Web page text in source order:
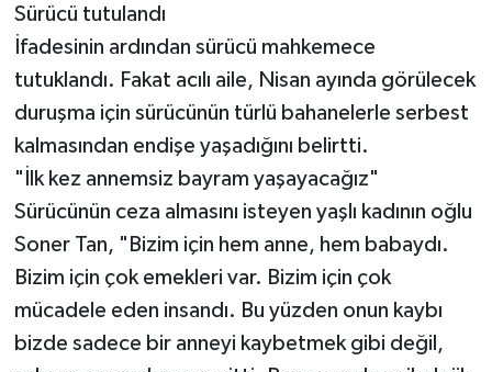
Sürücü tutulandı
İfadesinin ardından sürücü mahkemece
tutuklandı. Fakat acılı aile, Nisan ayında görülecek
duruşma için sürücünün türlü bahanelerle serbest
kalmasından endişe yaşadığını belirtti.
"İlk kez annemsiz bayram yaşayacağız"
Sürücünün ceza almasını isteyen yaşlı kadının oğlu
Soner Tan, "Bizim için hem anne, hem babaydı.
Bizim için çok emekleri var. Bizim için çok
mücadele eden insandı. Bu yüzden onun kaybı
bizde sadece bir anneyi kaybetmek gibi değil,